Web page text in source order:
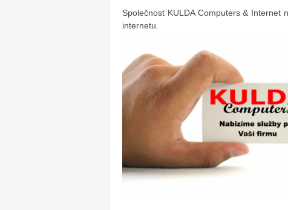
Společnost KULDA Computers & Internet
internetu.